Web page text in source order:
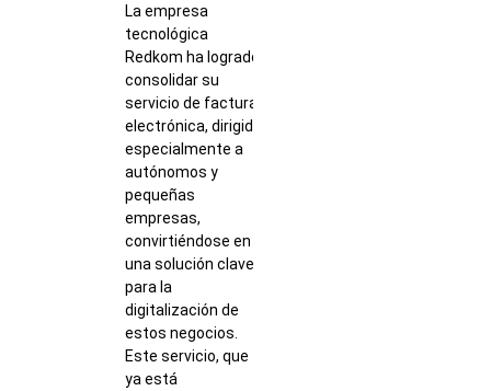
La empresa
tecnológica
Redkom ha logrado
consolidar su
servicio de factura
electrónica, dirigido
especialmente a
autónomos y
pequeñas
empresas,
convirtiéndose en
una solución clave
para la
digitalización de
estos negocios.
Este servicio, que
ya está